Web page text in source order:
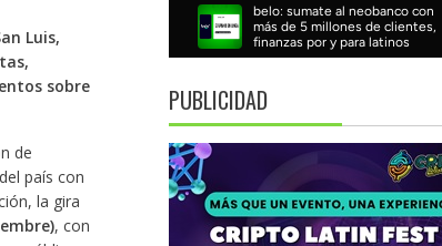
Luis,
sobre
de
país con
la gira
, con
PUBLICIDAD